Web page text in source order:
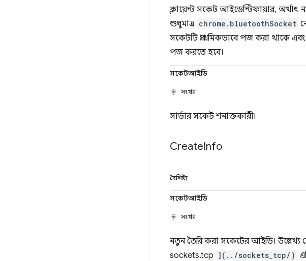
ক্লায়েন্ট সকেট আইডেন্টিফায়ার,
শুধুমাত্র chrome.bluetoothSocket
সকেটটি প্রাথমিকভাবে পজ করা থাকে
পজ করতে হবে।
সকেটআইডি
সংখ্যা
সার্ভার সকেট শনাক্তকারী।
CreateInfo
বৈশিষ্ট্য
সকেটআইডি
সংখ্যা
নতুন তৈরি করা সকেটের আইডি।
sockets.tcp ](../sockets_tcp/)